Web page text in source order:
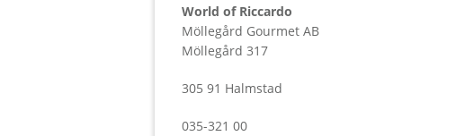
World of Riccardo
Möllegård Gourmet AB
Möllegård 317
305 91 Halmstad
035-321 00